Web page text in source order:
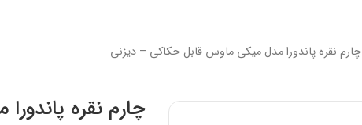
چارم نقره پاندورا مدل میکی ماوس قابل حکاکی – دیزنی
چارم نقره